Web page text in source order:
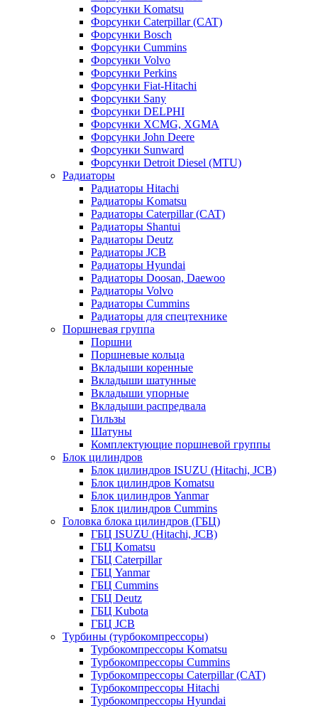
Форсунки Komatsu
Форсунки Caterpillar (CAT)
Форсунки Bosch
Форсунки Cummins
Форсунки Volvo
Форсунки Perkins
Форсунки Fiat-Hitachi
Форсунки Sany
Форсунки DELPHI
Форсунки XCMG, XGMA
Форсунки John Deere
Форсунки Sunward
Форсунки Detroit Diesel (MTU)
Радиаторы
Радиаторы Hitachi
Радиаторы Komatsu
Радиаторы Caterpillar (CAT)
Радиаторы Shantui
Радиаторы Deutz
Радиаторы JCB
Радиаторы Hyundai
Радиаторы Doosan, Daewoo
Радиаторы Volvo
Радиаторы Cummins
Радиаторы для спецтехнике
Поршневая группа
Поршни
Поршневые кольца
Вкладыши коренные
Вкладыши шатунные
Вкладыши упорные
Вкладыши распредвала
Гильзы
Шатуны
Комплектующие поршневой группы
Блок цилиндров
Блок цилиндров ISUZU (Hitachi, JCB)
Блок цилиндров Komatsu
Блок цилиндров Yanmar
Блок цилиндров Cummins
Головка блока цилиндров (ГБЦ)
ГБЦ ISUZU (Hitachi, JCB)
ГБЦ Komatsu
ГБЦ Caterpillar
ГБЦ Yanmar
ГБЦ Cummins
ГБЦ Deutz
ГБЦ Kubota
ГБЦ JCB
Турбины (турбокомпрессоры)
Турбокомпрессоры Komatsu
Турбокомпрессоры Cummins
Турбокомпрессоры Caterpillar (CAT)
Турбокомпрессоры Hitachi
Турбокомпрессоры Hyundai